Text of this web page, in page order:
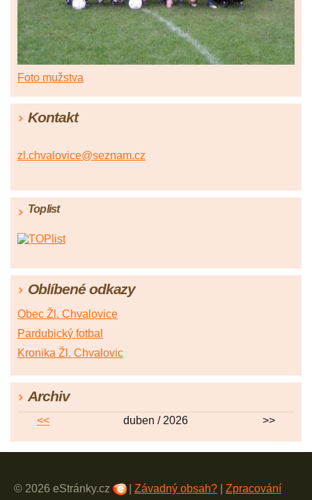
Foto mužstva
Kontakt
zl.chvalovice@seznam.cz
Toplist
Oblíbené odkazy
Obec Žl. Chvalovice
Pardubický fotbal
Kronika Žl. Chvalovic
Archiv
<< duben / 2026 >>
© 2026 eStránky.cz Závadný obsah?
Zpracování